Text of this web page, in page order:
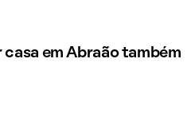
em Abraão também